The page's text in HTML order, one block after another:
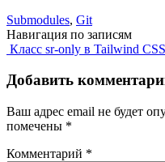
Submodules, Git
Навигация по записям
Класс sr-only в Tailwind CSS
Добавить
Ваш адрес email не будет
помечены *
Комментарий *